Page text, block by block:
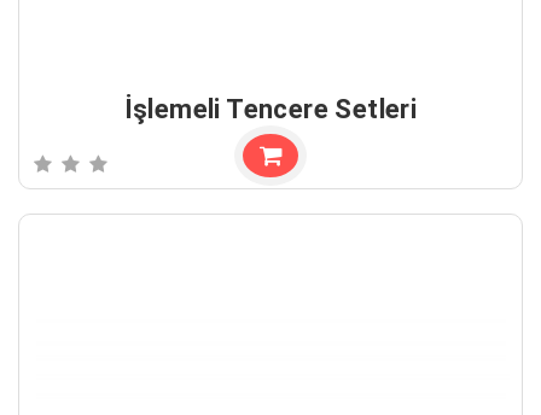
İşlemeli Tencere Setleri